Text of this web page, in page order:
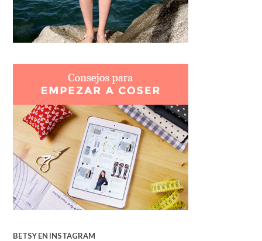
BETSY EN INSTAGRAM